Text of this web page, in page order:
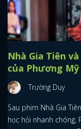
Nhà Gia Tiên
của Phương Mỹ
Trường Duy
Sau phim Nhà Gia
học hỏi nhanh chóng,